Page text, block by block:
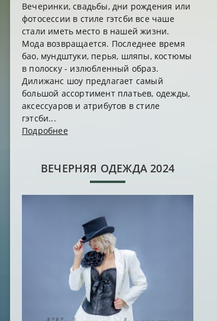
Вечеринки, свадьбы, дни рождения или
фотосессии в стиле гэтсби все чаше
стали иметь место в нашей жизни.
Мода возвращается. Последнее время
бао, мундштуки, перья, шляпы, костюмы
в полоску - излюбленный образ.
Дилижанс шоу предлагает самый
большой ассортимент платьев, одежды,
аксессуаров и атрибутов в стиле
гэтсби...
Подробнее
ВЕЧЕРНЯЯ ОДЕЖДА 2024